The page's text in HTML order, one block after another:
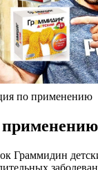
по применению
Граммидин